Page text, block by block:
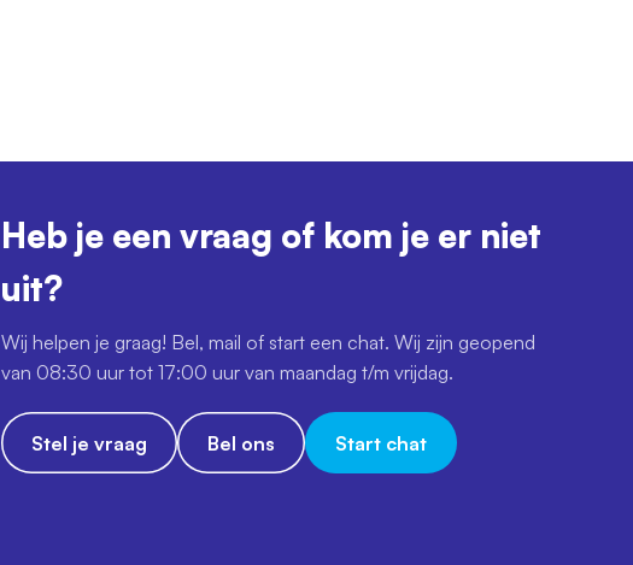
Heb je een vraag of kom je er niet
uit?
Wij helpen je graag! Bel, mail of start een chat. Wij zijn geopend
van 08:30 uur tot 17:00 uur van maandag t/m vrijdag.
Stel je vraag Bel ons Start chat